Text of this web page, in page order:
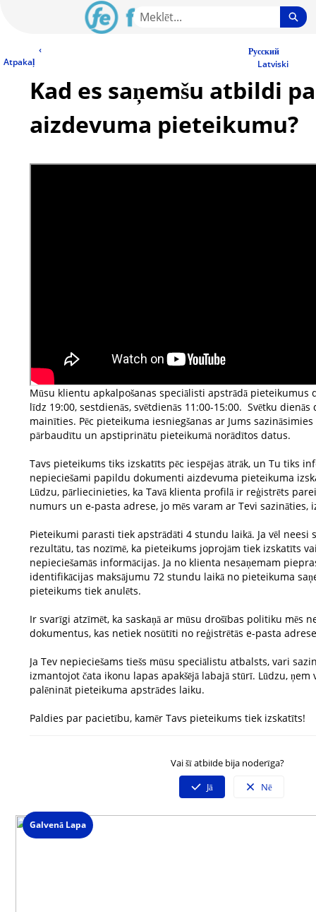
Content‹
Atpakaļ
Русский
Latviski
Kad es saņemšu atbildi
aizdevuma pieteikumu?
Mūsu klientu apkalpošanas speciālisti apstrādā pieteikumus
līdz 19:00, sestdienās, svētdienās 11:00-15:00. Svētku
mainīties. Pēc pieteikuma iesniegšanas ar Jums
pārbaudītu un apstiprinātu pieteikumā norādītos datus.
Tavs pieteikums tiks izskatīts pēc iespējas ātrāk, un Tu tiks
nepieciešami papildu dokumenti aizdevuma pieteikuma
Lūdzu, pārliecinieties, ka Tavā klienta profilā ir reģistrēts
numurs un e-pasta adrese, jo mēs varam ar Tevi sazināties,
Pieteikumi parasti tiek apstrādāti 4 stundu laikā. Ja vēl neesi
rezultātu, tas nozīmē, ka pieteikums joprojām tiek izskatīts
nepieciešamās informācijas. Ja no klienta nesaņemam
identifikācijas maksājumu 72 stundu laikā no pieteikuma
pieteikums tiek anulēts.
Ir svarīgi atzīmēt, ka saskaņā ar mūsu drošības politiku mēs
dokumentus, kas netiek nosūtīti no reģistrētās e-pasta
Ja Tev nepieciešams tiešs mūsu speciālistu atbalsts, vari
izmantojot čata ikonu lapas apakšējā labajā stūrī. Lūdzu, ņem
palēnināt pieteikuma apstrādes laiku.
Paldies par pacietību, kamēr Tavs pieteikums tiek izskatīts!
Vai šī atbilde bija noderīga?
Jā
Nē
Spied uz čata ikonas lapas labajā stūrī un izvēlies saziņas veidu.
Galvenā Lapa